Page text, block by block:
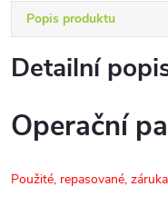
Popis produktu
Detailní
Operační
Použité, repasované, záruka